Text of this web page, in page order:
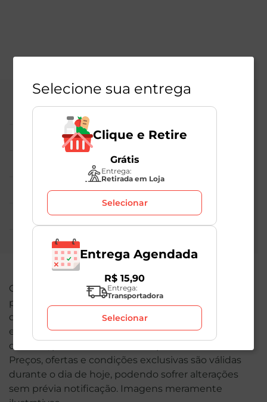
Central de Atendimento
Institucional
Políticas Mambo
Atedimento ao Consumidor
Nossas Redes
O valor total de sua compra poderá ser alterado
por conta dos produtos de peso variável. Em caso
de indisponibilidade, o produto não será entregue
e, por isso, o valor correspondente não será
cobrado, podendo ser alterado para menos.
Preços, ofertas e condições exclusivas são válidas
durante o dia de hoje, podendo sofrer alterações
sem prévia notificação. Imagens meramente
Selecione sua entrega
Clique e Retire
Grátis
Entrega:
Retirada em Loja
Selecionar
Entrega Agendada
R$ 15,90
Entrega:
Transportadora
Selecionar